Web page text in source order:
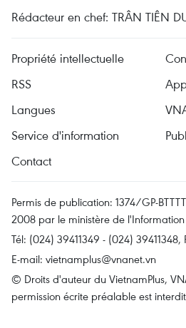
Rédacteur en chef: TRÂN TIÊN
Propriété intellectuelle
RSS
Langues
Service d'information
Contact
Permis de publication: 1374/GP-
2008 par le ministère de
Tél: (024) 39411349 - (024) 39411348,
E-mail: vietnamplus@vnanet.vn
© Droits d'auteur du VietnamPlus,
permission écrite préalable est